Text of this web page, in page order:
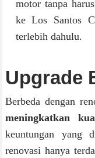
motor tanpa
ke Los Santos
terlebih dahulu.
Upgrade
Berbeda dengan
meningkatkan
keuntungan yang
renovasi hanya